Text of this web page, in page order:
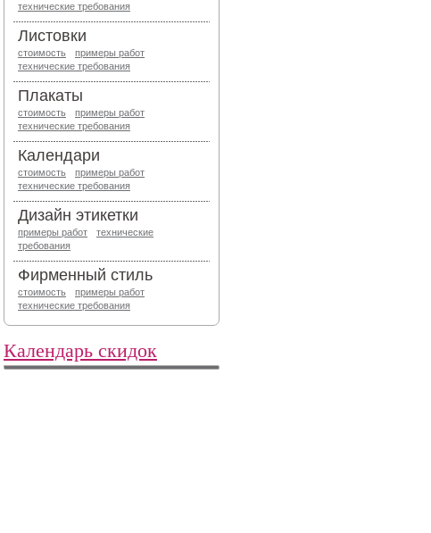
технические требования
Листовки
стоимость
примеры работ
технические требования
Плакаты
стоимость
примеры работ
технические требования
Календари
стоимость
примеры работ
технические требования
Дизайн этикетки
примеры работ
технические
требования
Фирменный стиль
стоимость
примеры работ
технические требования
Календарь скидок